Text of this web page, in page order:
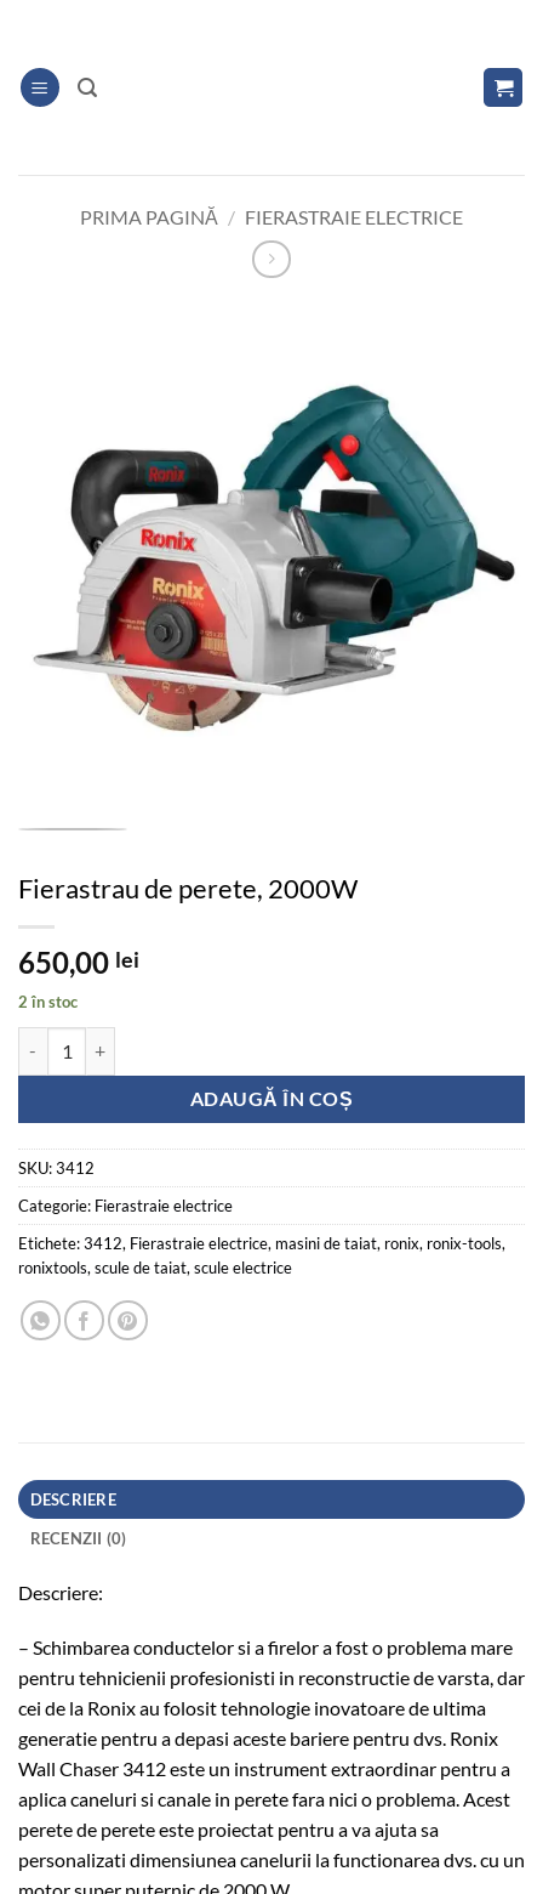
content
PRIMA PAGINĂ / FIERASTRAIE ELECTRICE
Fierastrau de perete, 2000W
650,00 lei
2 în stoc
Cantitate Fierastrau de perete, 2000W
ADAUGĂ ÎN COȘ
SKU:3412
Categorie: Fierastraie electrice
Etichete:3412, Fierastraie electrice, masini de taiat, ronix, ronix-tools,
ronixtools, scule de taiat, scule electrice
DESCRIERE
RECENZII (0)
Descriere:
– Schimbarea conductelor si a firelor a fost o problema mare
pentru tehnicienii profesionisti in reconstructie de varsta, dar
cei de la Ronix au folosit tehnologie inovatoare de ultima
generatie pentru a depasi aceste bariere pentru dvs. Ronix
Wall Chaser 3412 este un instrument extraordinar pentru a
aplica caneluri si canale in perete fara nici o problema. Acest
perete de perete este proiectat pentru a va ajuta sa
personalizati dimensiunea canelurii la functionarea dvs. cu un